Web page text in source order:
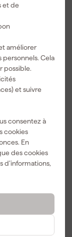
et de
améliorer
personnels. Cela
possible.
et suivre
consentez à
cookies
En
des cookies
d’informations,
TTC